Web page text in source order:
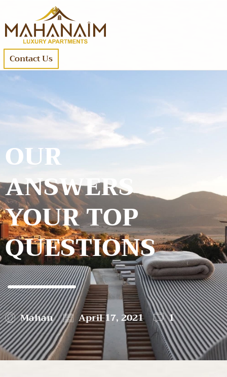
Contact Us
OUR
ANSWERS
YOUR TOP
QUESTIONS
Mahan April 17, 2021 1